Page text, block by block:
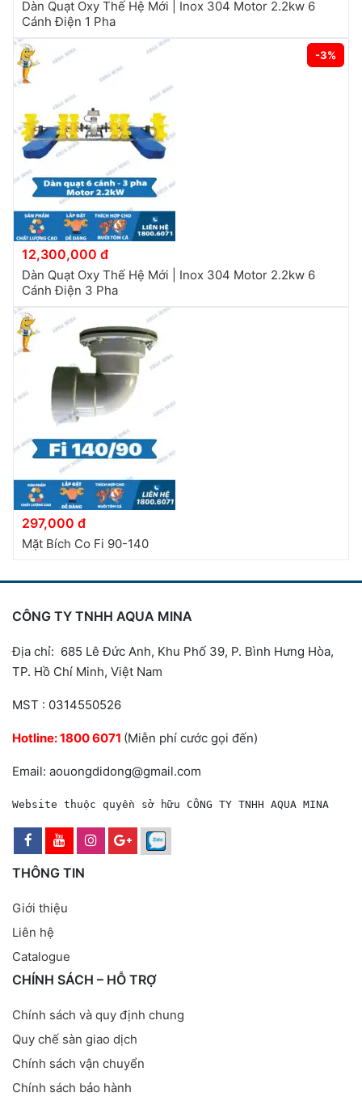
Dàn Quạt Oxy Thế Hệ Mới | Inox 304 Motor 2.2kw 6
Cánh Điện 1 Pha
-3%
12,300,000 đ
Dàn Quạt Oxy Thế Hệ Mới | Inox 304 Motor 2.2kw 6
Cánh Điện 3 Pha
297,000 đ
Mặt Bích Co Fi 90-140
CÔNG TY TNHH AQUA MINA
Địa chỉ: 685 Lê Đức Anh, Khu Phố 39, P. Bình Hưng Hòa,
TP. Hồ Chí Minh, Việt Nam
MST : 0314550526
Hotline:1800 6071 (Miễn phí cước gọi đến)
Email: aouongdidong@gmail.com
Website thuộc quyền sở hữu CÔNG TY TNHH AQUA MINA
THÔNG TIN
Giới thiệu
Liên hệ
Catalogue
CHÍNH SÁCH – HỖ TRỢ
Chính sách và quy định chung
Quy chế sàn giao dịch
Chính sách vận chuyển
Chính sách bảo hành